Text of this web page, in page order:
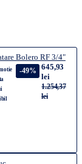
Bolero RF 3/4"
-49%
645,93
lei
1.254,37
lei